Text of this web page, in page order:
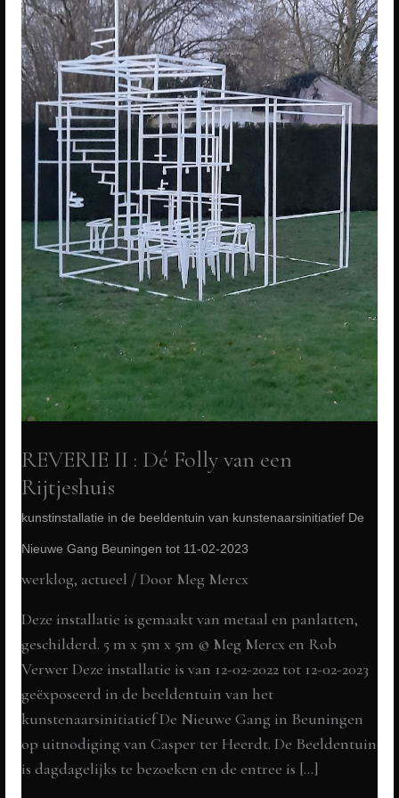
REVERIE II : Dé Folly van een
Rijtjeshuis
kunstinstallatie in de beeldentuin van kunstenaarsinitiatief De
Nieuwe Gang Beuningen tot 11-02-2023
werklog, actueel / Door Meg Mercx
Deze installatie is gemaakt van metaal en panlatten,
geschilderd. 5 m x 5m x 5m © Meg Mercx en Rob
Verwer Deze installatie is van 12-02-2022 tot 12-02-2023
geëxposeerd in de beeldentuin van het
kunstenaarsinitiatief De Nieuwe Gang in Beuningen
op uitnodiging van Casper ter Heerdt. De Beeldentuin
is dagdagelijks te bezoeken en de entree is […]